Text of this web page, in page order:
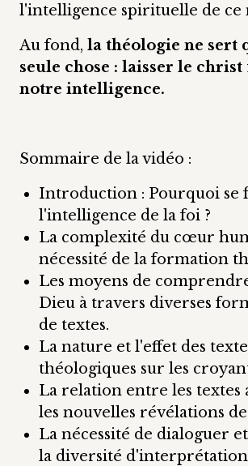
l'intelligence spirituelle de ce
Au fond, la théologie ne sert
seule chose : laisser le
notre intelligence.
Sommaire de la vidéo :
Introduction : Pourquoi se
l'intelligence de la foi ?
La complexité du cœur
nécessité de la formation
Les moyens de
Dieu à travers diverses
de textes.
La nature et l'effet des
théologiques sur les
La relation entre les textes
les nouvelles révélations
La nécessité de dialoguer
la diversité